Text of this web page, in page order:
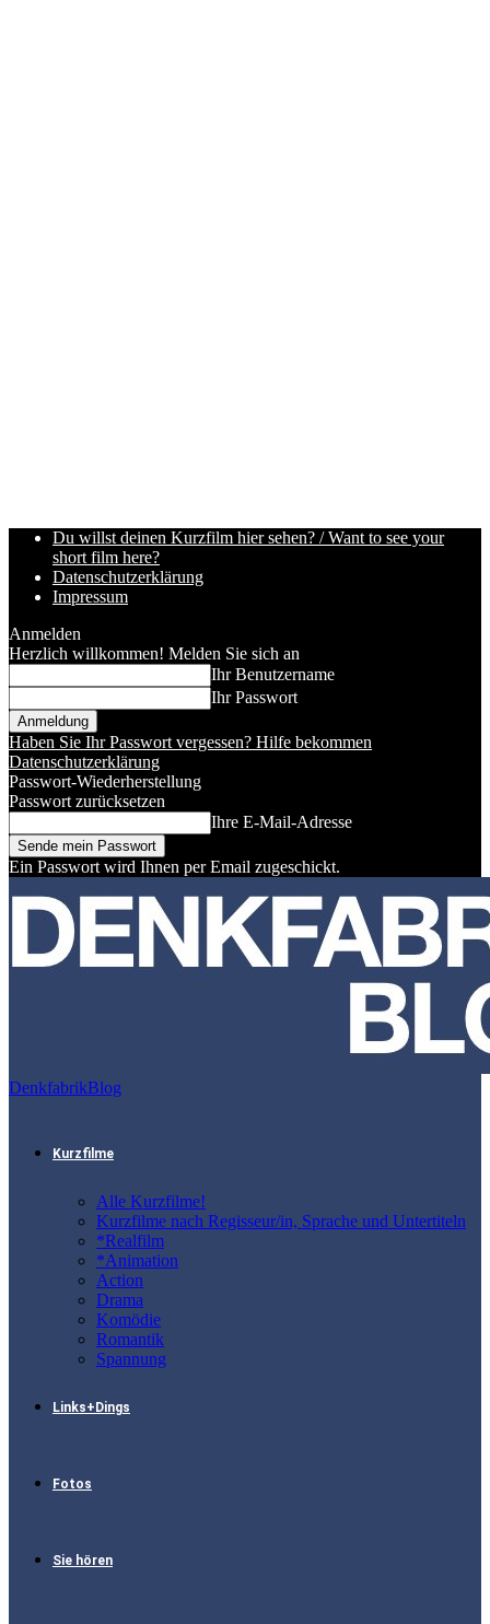
Du willst deinen Kurzfilm hier sehen? / Want to see your
short film here?
Datenschutzerklärung
Impressum
Anmelden
Herzlich willkommen! Melden Sie sich an
Ihr Benutzername
Ihr Passwort
Haben Sie Ihr Passwort vergessen? Hilfe bekommen
Datenschutzerklärung
Passwort-Wiederherstellung
Passwort zurücksetzen
Ihre E-Mail-Adresse
Ein Passwort wird Ihnen per Email zugeschickt.
DenkfabrikBlog
Kurzfilme
Alle Kurzfilme!
Kurzfilme nach Regisseur/in, Sprache und Untertiteln
*Realfilm
*Animation
Action
Drama
Komödie
Romantik
Spannung
Links+Dings
Fotos
Sie hören